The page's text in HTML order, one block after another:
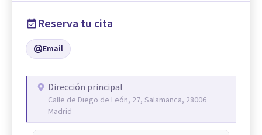
Reserva tu cita
Email
Dirección principal
Calle de Diego de León, 27, Salamanca, 28006
Madrid